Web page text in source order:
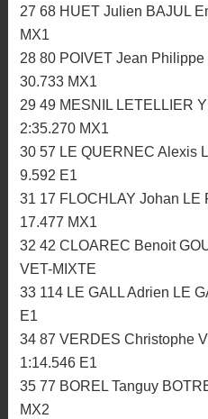
27 68 HUET Julien BAJUL
MX1
28 80 POIVET Jean
30.733 MX1
29 49 MESNIL LETELLIER
2:35.270 MX1
30 57 LE QUERNEC Alexis
9.592 E1
31 17 FLOCHLAY Johan LE
17.477 MX1
32 42 CLOAREC Benoit
VET-MIXTE
33 114 LE GALL Adrien LE
E1
34 87 VERDES Christophe
1:14.546 E1
35 77 BOREL Tanguy
MX2